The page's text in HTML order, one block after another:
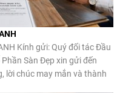
Kính gửi: Quý đối tác Đầu
Sàn Đẹp xin gửi đến
lời chúc may mắn và thành
vị nhập khẩu, phân phối